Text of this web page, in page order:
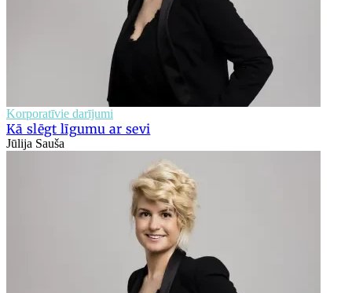
Korporatīvie darījumi
Kā slēgt līgumu ar sevi
Jūlija Sauša